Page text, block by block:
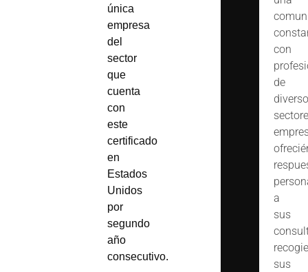
única
empresa
del
sector
que
cuenta
con
este
certificado
en
Estados
Unidos
por
segundo
año
consecutivo.
con
de
a
sus
sus